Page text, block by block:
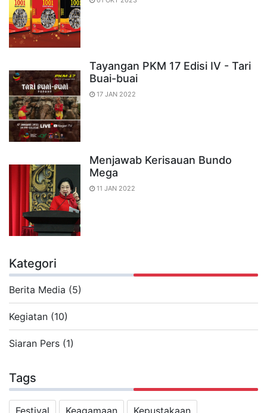
Tayangan PKM 17 Edisi IV - Tari
Buai-buai
17 JAN 2022
Menjawab Kerisauan Bundo
Mega
11 JAN 2022
Kategori
Berita Media (5)
Kegiatan (10)
Siaran Pers (1)
Tags